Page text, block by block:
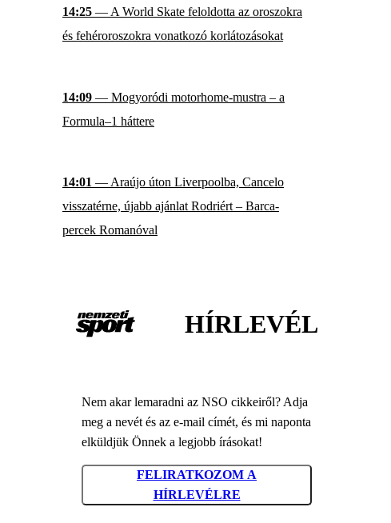
14:25 — A World Skate feloldotta az oroszokra
és fehéroroszokra vonatkozó korlátozásokat
14:09 — Mogyoródi motorhome-mustra – a
Formula–1 háttere
14:01 — Araújo úton Liverpoolba, Cancelo
visszatérne, újabb ajánlat Rodriért – Barca-
percek Romanóval
HÍRLEVÉL
Nem akar lemaradni az NSO cikkeiről? Adja
meg a nevét és az e-mail címét, és mi naponta
elküldjük Önnek a legjobb írásokat!
FELIRATKOZOM A
HÍRLEVÉLRE